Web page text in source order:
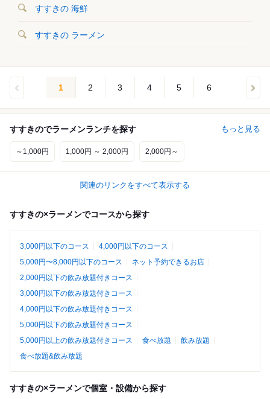
すすきの 海鮮
すすきの ラーメン
1 2 3 4 5 6
すすきのでラーメンランチを探す もっと見る
～1,000円 1,000円 ～ 2,000円 2,000円～
関連のリンクをすべて表示する
すすきの×ラーメンでコースから探す
3,000円以下のコース
4,000円以下のコース
5,000円〜8,000円以下のコース
ネット予約できるお店
2,000円以下の飲み放題付きコース
3,000円以下の飲み放題付きコース
4,000円以下の飲み放題付きコース
5,000円以下の飲み放題付きコース
5,000円以上の飲み放題付きコース
食べ放題
飲み放題
食べ放題&飲み放題
すすきの×ラーメンで個室・設備から探す